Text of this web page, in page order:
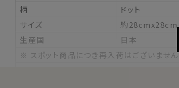
柄
ドット
サイズ
約28cmx28cm
生産国
日本
※ スポット商品につき再入荷はございません